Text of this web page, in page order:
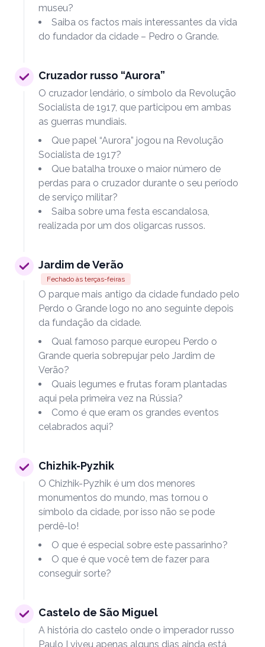
museu?
Saiba os factos mais interessantes da vida
do fundador da cidade – Pedro o Grande.
Cruzador russo “Aurora”
O cruzador lendário, o símbolo da Revolução
Socialista de 1917, que participou em ambas
as guerras mundiais.
Que papel “Aurora” jogou na Revolução
Socialista de 1917?
Que batalha trouxe o maior número de
perdas para o cruzador durante o seu período
de serviço militar?
Saiba sobre uma festa escandalosa,
realizada por um dos oligarcas russos.
Jardim de Verão
Fechado às terças-feiras
O parque mais antigo da cidade fundado pelo
Perdo o Grande logo no ano seguinte depois
da fundação da cidade.
Qual famoso parque europeu Perdo o
Grande queria sobrepujar pelo Jardim de
Verão?
Quais legumes e frutas foram plantadas
aqui pela primeira vez na Rússia?
Como é que eram os grandes eventos
celabrados aqui?
Chizhik-Pyzhik
O Chizhik-Pyzhik é um dos menores
monumentos do mundo, mas tornou o
símbolo da cidade, por isso não se pode
perdê-lo!
O que é especial sobre este passarinho?
O que é que você tem de fazer para
conseguir sorte?
Castelo de São Miguel
A história do castelo onde o imperador russo
Paulo I viveu apenas alguns dias ainda está